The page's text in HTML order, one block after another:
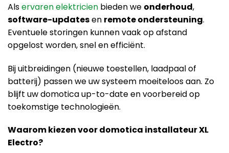
Alservaren elektricien bieden we onderhoud,
software-updatesen remote ondersteuning.
Eventuele storingen kunnen vaak op afstand
opgelost worden, snel en efficiënt.
Bij uitbreidingen (nieuwe toestellen, laadpaal of
batterij) passen we uw systeem moeiteloos aan. Zo
blijft uw domotica up-to-date en voorbereid op
toekomstige technologieën.
Waarom kiezen voor domotica installateur XL
Electro?